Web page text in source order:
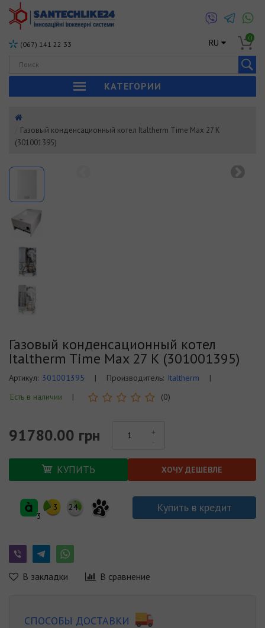
(067) 141 22 33 RU 0
КАТЕГОРИИ
Газовый конденсационный котел Italtherm Time Max 27 К
(301001395)
Газовый конденсационный котел
Italtherm Time Max 27 К (301001395)
Артикул: 301001395 | Производитель: Italtherm
|
Есть в наличии
| (0)
91780.00 грн
КУПИТЬ ХОЧУ ДЕШЕВЛЕ
3
3 24 3 Купить в кредит
В закладки В сравнение
СПОСОБЫ ДОСТАВКИ